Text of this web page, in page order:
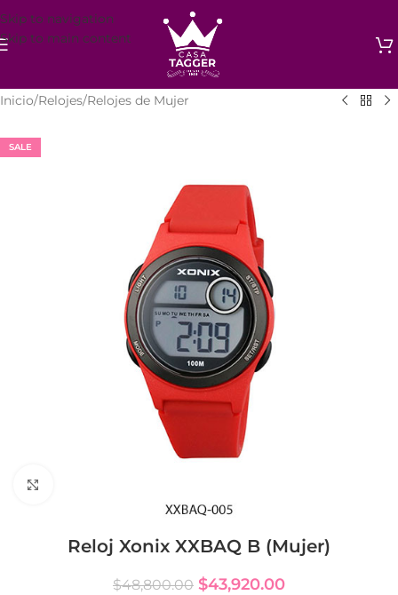
Skip to navigation
Skip to main content
Inicio/Relojes/Relojes de Mujer
SALE
Reloj Xonix XXBAQ B (Mujer)
$48,800.00 $43,920.00